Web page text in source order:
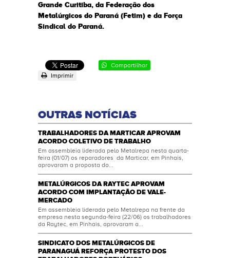
Grande Curitiba, da Federação dos
Metalúrgicos do Paraná (Fetim) e da Força
Sindical do Paraná.
Compartilhar
Imprimir
OUTRAS NOTÍCIAS
TRABALHADORES DA MARTICAR APROVAM
ACORDO COLETIVO DE TRABALHO
Em assembleia liderada pelo Metalrepa nesta quarta-
feira (01/07) os reparadores da Marticar, em Pinhais,
aprovaram a proposta do...
METALÚRGICOS DA RAYTEC APROVAM
ACORDO COM IMPLANTAÇÃO DE VALE-
MERCADO
Em assembleia liderada pelo Metalrepa na frente da
empresa nesta segunda-feira (22/06) os trabalhadores
da Raytec, em Pinhais, aprovaram a...
SINDICATO DOS METALÚRGICOS DE
PARANAGUÁ REFORÇA PROTESTO DOS